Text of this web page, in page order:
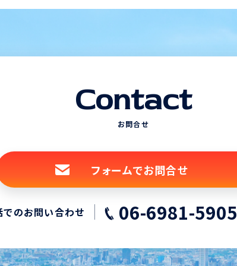
Contact
お問合せ
フォームでお問合せ
でのお問い合わせ 06-6981-5905